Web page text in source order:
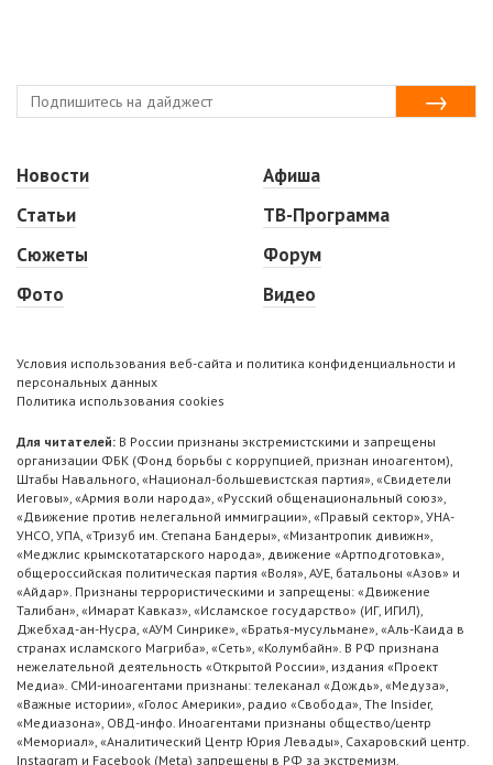
Новости
Статьи
Сюжеты
Фото
Афиша
ТВ-Программа
Форум
Видео
Условия использования веб-сайта и политика конфиденциальности и
персональных данных
Политика использования cookies
Для читателей: В России признаны экстремистскими и запрещены
организации ФБК (Фонд борьбы с коррупцией, признан иноагентом),
Штабы Навального, «Национал-большевистская партия», «Свидетели
Иеговы», «Армия воли народа», «Русский общенациональный союз»,
«Движение против нелегальной иммиграции», «Правый сектор», УНА-
УНСО, УПА, «Тризуб им. Степана Бандеры», «Мизантропик дивижн»,
«Меджлис крымскотатарского народа», движение «Артподготовка»,
общероссийская политическая партия «Воля», АУЕ, батальоны «Азов» и
«Айдар». Признаны террористическими и запрещены: «Движение
Талибан», «Имарат Кавказ», «Исламское государство» (ИГ, ИГИЛ),
Джебхад-ан-Нусра, «АУМ Синрике», «Братья-мусульмане», «Аль-Каида в
странах исламского Магриба», «Сеть», «Колумбайн». В РФ признана
нежелательной деятельность «Открытой России», издания «Проект
Медиа». СМИ-иноагентами признаны: телеканал «Дождь», «Медуза»,
«Важные истории», «Голос Америки», радио «Свобода», The Insider,
«Медиазона», ОВД-инфо. Иноагентами признаны общество/центр
«Мемориал», «Аналитический Центр Юрия Левады», Сахаровский центр.
Instagram и Facebook (Metа) запрещены в РФ за экстремизм.